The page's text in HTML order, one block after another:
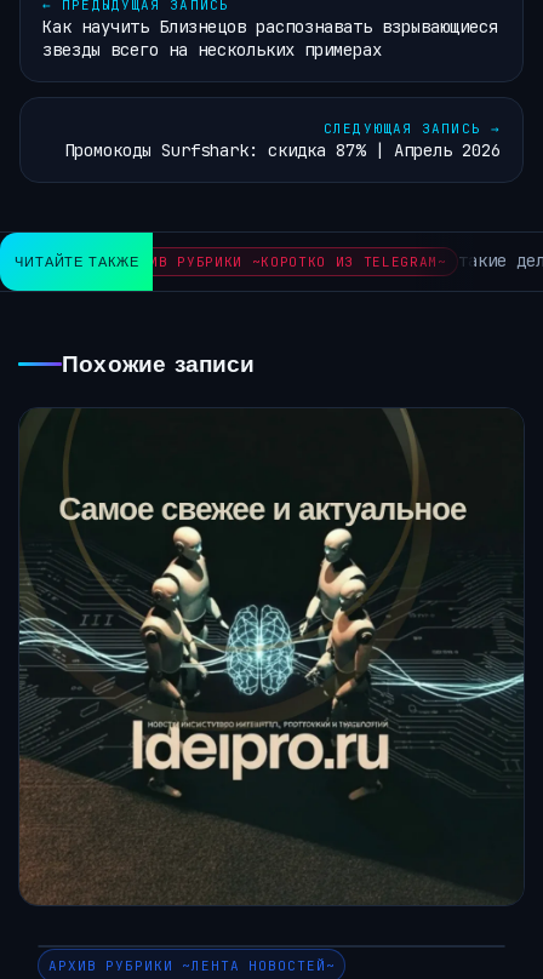
← ПРЕДЫДУЩАЯ ЗАПИСЬ
Как научить Близнецов распознавать взрывающиеся
звезды всего на нескольких примерах
СЛЕДУЮЩАЯ ЗАПИСЬ →
Промокоды Surfshark: скидка 87% | Апрель 2026
ЧИТАЙТЕ ТАКЖЕАРХИВ РУБРИКИ ~КОРОТКО ИЗ TELEGRAM~ такие
Похожие записи
АРХИВ РУБРИКИ ~ЛЕНТА НОВОСТЕЙ~